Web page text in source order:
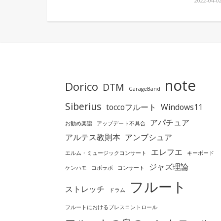
Dorico DTM GarageBand note
Siberius toccoフルート Windows11
お勧め楽譜 アップデート不具合
アパチュア
アルテス教則本 アンブシュア
エルム・ミュージックコンサート エレフエ キーボード
ケンハモ コボラボ コンサート ジャズ理論
ストレッチ ドラム フルート
フルートにおけるブレスコントロール